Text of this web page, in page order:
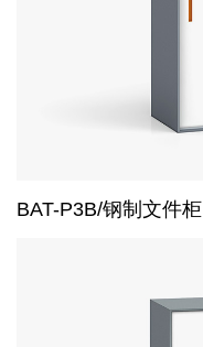
BAT-P3B/钢制文件柜